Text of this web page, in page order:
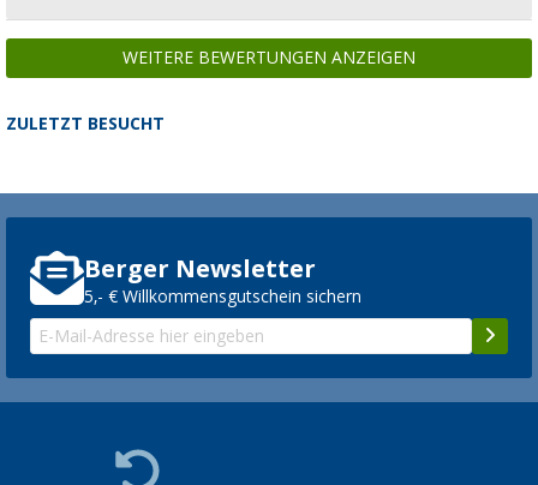
WEITERE BEWERTUNGEN ANZEIGEN
ZULETZT BESUCHT
Berger Newsletter
5,- € Willkommensgutschein sichern